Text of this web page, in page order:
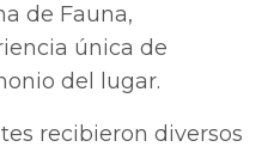
de Fauna,
única de
del lugar.
recibieron diversos